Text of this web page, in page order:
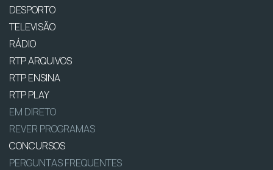
DESPORTO
TELEVISÃO
RÁDIO
RTP ARQUIVOS
RTP ENSINA
RTP PLAY
EM DIRETO
REVER PROGRAMAS
CONCURSOS
PERGUNTAS FREQUENTES